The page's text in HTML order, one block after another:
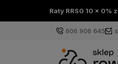
Raty RRS0 10 x 0%
606 906 645